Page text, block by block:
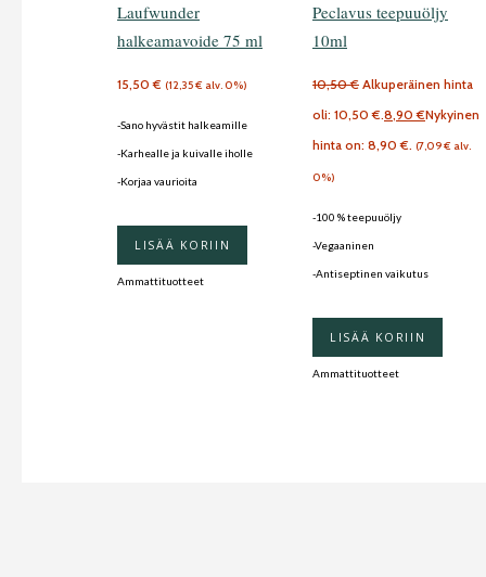
Laufwunder
halkeamavoide 75 ml
15,50€ (12,35€ alv. 0%)
-Sano hyvästit halkeamille
-Karhealle ja kuivalle iholle
-Korjaa vaurioita
LISÄÄ KORIIN
Ammattituotteet
Peclavus teepuuöljy
10ml
10,50€ Alkuperäinen hinta
oli: 10,50 €. 8,90€Nykyinen
hinta on: 8,90 €.
(7,09€ alv.
0%)
-100 % teepuuöljy
-Vegaaninen
-Antiseptinen vaikutus
LISÄÄ KORIIN
Ammattituotteet